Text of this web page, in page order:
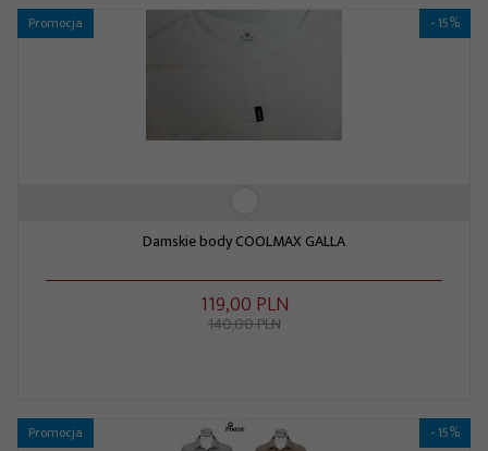
Promocja - 15%
Damskie body COOLMAX GALLA
119,00 PLN
140,00 PLN
Promocja - 15%